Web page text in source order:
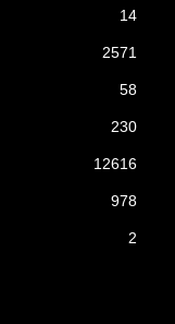
14
2571
58
230
12616
978
2